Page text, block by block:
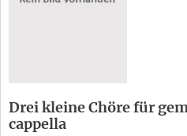
Drei kleine Chöre für
cappella